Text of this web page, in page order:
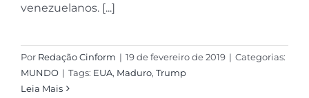
venezuelanos. [...]
Por Redação Cinform | 19 de fevereiro de 2019 | Categorias:
MUNDO | Tags: EUA, Maduro, Trump
Leia Mais